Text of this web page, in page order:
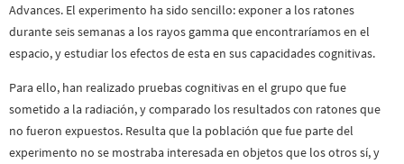
Advances. El experimento ha sido sencillo: exponer a los ratones
durante seis semanas a los rayos gamma que encontraríamos en el
espacio, y estudiar los efectos de esta en sus capacidades cognitivas.
Para ello, han realizado pruebas cognitivas en el grupo que fue
sometido a la radiación, y comparado los resultados con ratones que
no fueron expuestos. Resulta que la población que fue parte del
experimento no se mostraba interesada en objetos que los otros sí, y